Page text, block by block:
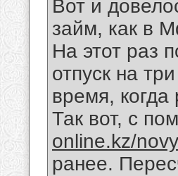
Вот и
займ, как в
На этот раз
отпуск на
время,
Так вот, с
online.kz/
ранее.